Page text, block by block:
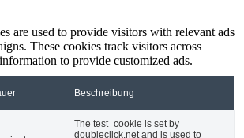
are used to provide visitors with relevant ads
These cookies track visitors across
to provide customized ads.
Beschreibung
The test_cookie is set by
doubleclick.net and is used to